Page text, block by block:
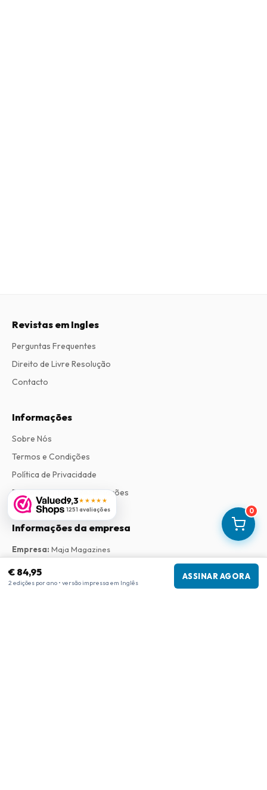
0
€ 84,95
2 edições por ano • versão impressa em Inglês
ASSINAR AGORA
9,3★★★★★
1251 avaliações
Revistas em Ingles
Perguntas Frequentes
Direito de Livre Resolução
Contacto
Informações
Sobre Nós
Termos e Condições
Política de Privacidade
Procedimento de Reclamações
Informações da empresa
Empresa: Maja Magazines
Número de IVA
Câmara de Comércio : 27300515